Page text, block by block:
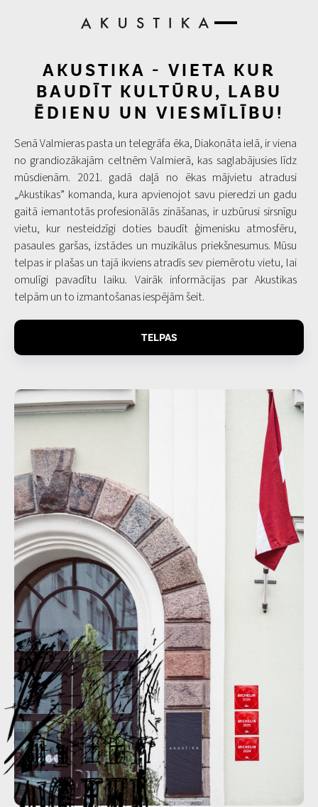
AKUSTIKA - VIETA KUR
BAUDĪT KULTŪRU, LABU
ĒDIENU UN VIESMĪLĪBU!
Senā Valmieras pasta un telegrāfa ēka, Diakonāta ielā, ir viena
no grandiozākajām celtnēm Valmierā, kas saglabājusies līdz
mūsdienām. 2021. gadā daļā no ēkas mājvietu atradusi
„Akustikas” komanda, kura apvienojot savu pieredzi un gadu
gaitā iemantotās profesionālās zināšanas, ir uzbūrusi sirsnīgu
vietu, kur nesteidzīgi doties baudīt ģimenisku atmosfēru,
pasaules garšas, izstādes un muzikālus priekšnesumus. Mūsu
telpas ir plašas un tajā ikviens atradīs sev piemērotu vietu, lai
omulīgi pavadītu laiku. Vairāk informācijas par Akustikas
telpām un to izmantošanas iespējām šeit.
TELPAS